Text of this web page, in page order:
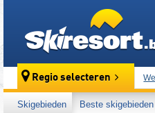
Regio selecteren
Skigebieden Beste